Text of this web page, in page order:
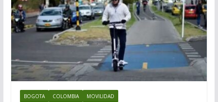
BOGOTA COLOMBIA MOVILIDAD